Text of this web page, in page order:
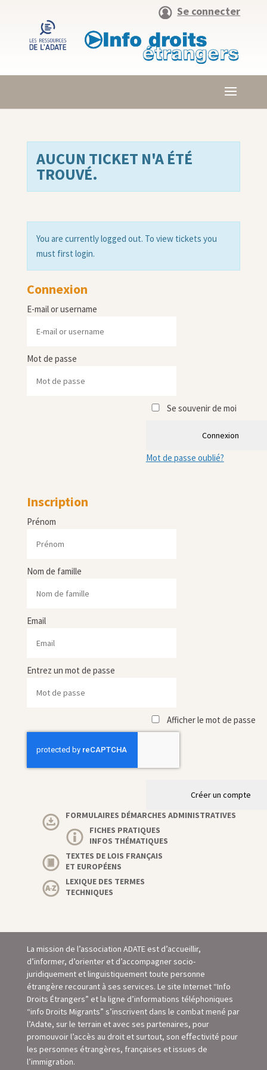
Se connecter
AUCUN TICKET N'A ÉTÉ
TROUVÉ.
You are currently logged out. To view tickets you
must first login.
Connexion
E-mail or username
Mot de passe
Se souvenir de moi
Connexion
Mot de passe oublié?
Inscription
Prénom
Nom de famille
Email
Entrez un mot de passe
Afficher le mot de passe
Créer un compte
FORMULAIRES DÉMARCHES ADMINISTRATIVES
FICHES PRATIQUES
INFOS THÉMATIQUES
TEXTES DE LOIS FRANÇAIS
ET EUROPÉENS
LEXIQUE DES TERMES
TECHNIQUES
La mission de l’association ADATE est d’accueillir,
d’informer, d’orienter et d’accompagner socio-
juridiquement et linguistiquement toute personne
étrangère recourant à ses services. Le site Internet “Info
Droits Étrangers” et la ligne d’informations téléphoniques
“info Droits Migrants” s’inscrivent dans le combat mené par
l’Adate, sur le terrain et avec ses partenaires, pour
promouvoir l’accès au droit et surtout, son eﬀectivité pour
les personnes étrangères, françaises et issues de
l’immigration.